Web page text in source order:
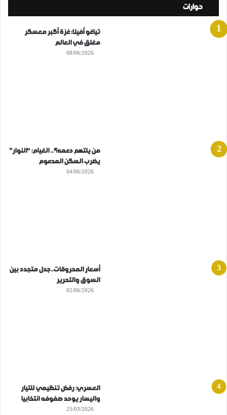
حوارات
تياغو أفيلا: غزة أكبر معسكر
مغلق في العالم
08/06/2026
من يلتهم دعمه؟.. الغيام: “النوار”
يضرب السكن المدعوم
04/06/2026
أسعار المحروقات..جدل متجدد بين
السوق والتحرير
02/06/2026
العسري: رفض تنظيمي للتيار
واليسار يوحد صفوفه انتخابيا
25/03/2026